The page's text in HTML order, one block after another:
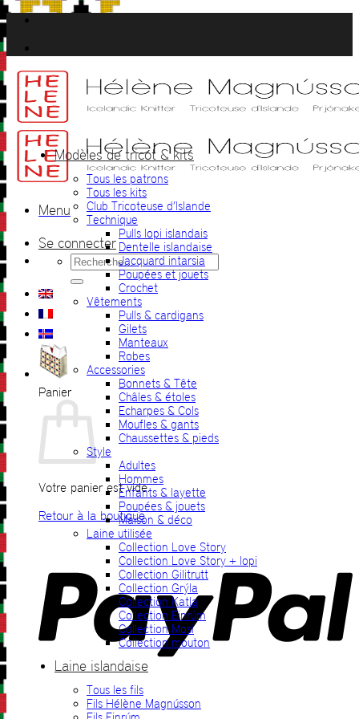
Passer
au
contenu
Menu
Se connecter
Recherche
pour :
Panier
Votre panier est vide.
Retour à la boutique
Modèles de tricot & kits
Tous les patrons
Tous les kits
Club Tricoteuse d’Islande
Technique
Pulls lopi islandais
Dentelle islandaise
Jacquard intarsia
Poupées et jouets
Crochet
Vêtements
Pulls & cardigans
Gilets
Manteaux
Robes
Accessories
Bonnets & Tête
Châles & étoles
Echarpes & Cols
Moufles & gants
Chaussettes & pieds
Style
Adultes
Hommes
Enfants & layette
Poupées & jouets
Maison & déco
Laine utilisée
Collection Love Story
Collection Love Story + lopi
Collection Gilitrutt
Collection Grýla
Collection Katla
Collection Einrúm
Collection Mosi
Collection mouton
Laine islandaise
Tous les fils
Fils Hélène Magnússon